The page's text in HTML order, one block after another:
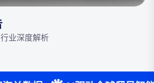
业深度解析